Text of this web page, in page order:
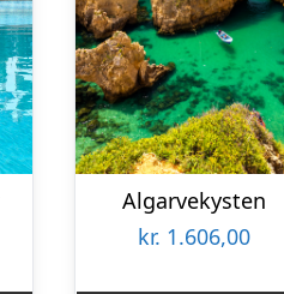
Algarvekysten
kr. 1.606,00